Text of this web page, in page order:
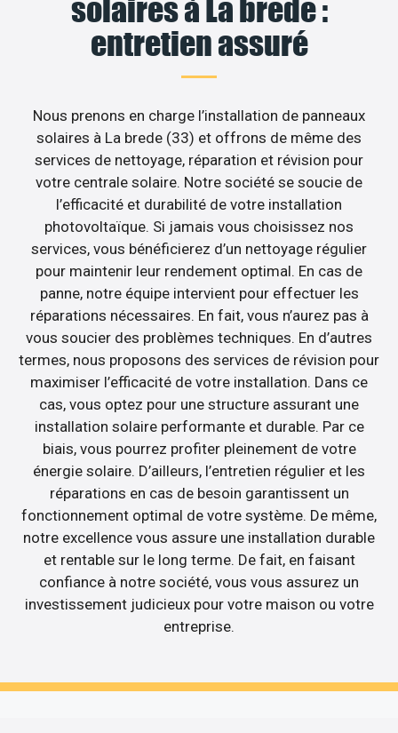
solaires à La brede :
entretien assuré
Nous prenons en charge l’installation de panneaux
solaires à La brede (33) et offrons de même des
services de nettoyage, réparation et révision pour
votre centrale solaire. Notre société se soucie de
l’efficacité et durabilité de votre installation
photovoltaïque. Si jamais vous choisissez nos
services, vous bénéficierez d’un nettoyage régulier
pour maintenir leur rendement optimal. En cas de
panne, notre équipe intervient pour effectuer les
réparations nécessaires. En fait, vous n’aurez pas à
vous soucier des problèmes techniques. En d’autres
termes, nous proposons des services de révision pour
maximiser l’efficacité de votre installation. Dans ce
cas, vous optez pour une structure assurant une
installation solaire performante et durable. Par ce
biais, vous pourrez profiter pleinement de votre
énergie solaire. D’ailleurs, l’entretien régulier et les
réparations en cas de besoin garantissent un
fonctionnement optimal de votre système. De même,
notre excellence vous assure une installation durable
et rentable sur le long terme. De fait, en faisant
confiance à notre société, vous vous assurez un
investissement judicieux pour votre maison ou votre
entreprise.